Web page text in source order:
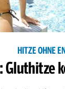
HITZE OHNE
Gluthitze